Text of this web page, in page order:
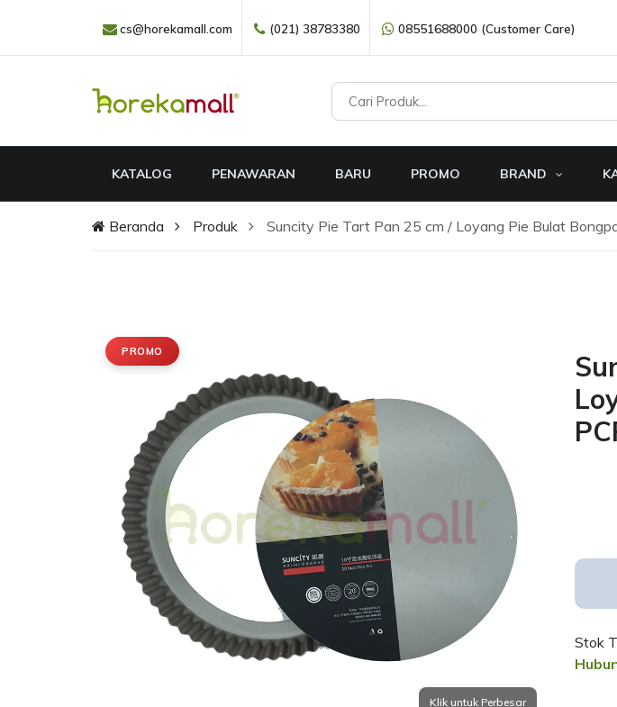
cs@horekamall.com (021) 38783380 08551688000 (Customer Care)
KATALOG PENAWARAN BARU PROMO BRAND
Beranda Produk Suncity Pie Tart Pan 25 cm / Loyang Pie Bulat
PROMO
Stok